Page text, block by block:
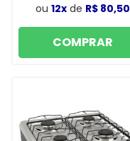
ou 12xde R$ 80,50
COMPRAR